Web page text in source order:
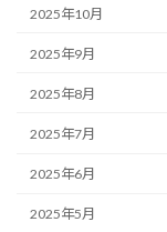
2025年10月
2025年9月
2025年8月
2025年7月
2025年6月
2025年5月